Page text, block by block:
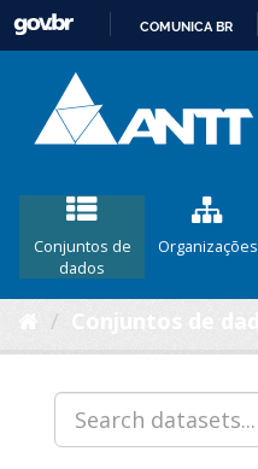
COMUNICA BR
Conjuntos de
dados
Organizações